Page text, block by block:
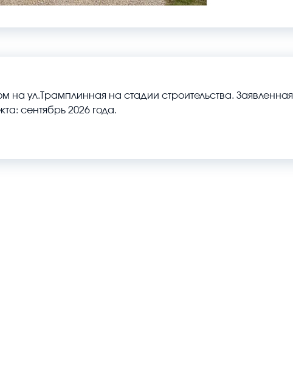
на ул.Трамплинная на стадии строительства. Заявленная
сентябрь 2026 года.